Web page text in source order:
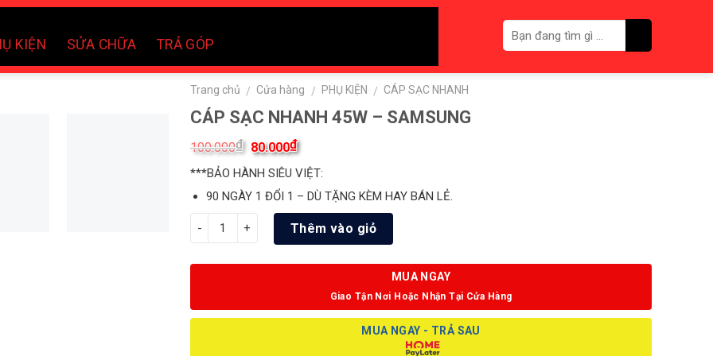
KIỆN SỬA CHỮA TRẢ GÓP
Trang chủ / Cửa hàng / PHỤ KIỆN / CÁP SẠC NHANH
CÁP SẠC NHANH 45W – SAMSUNG
100.000₫ 80.000₫
***BẢO HÀNH SIÊU VIỆT:
90 NGÀY 1 ĐỔI 1 – DÙ TẶNG KÈM HAY BÁN LẺ.
Số lượng Thêm vào giỏ
MUA NGAY
Giao Tận Nơi Hoặc Nhận Tại Cửa Hàng
MUA NGAY - TRẢ SAU